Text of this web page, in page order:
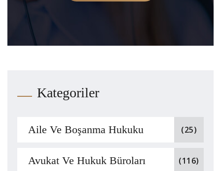
Kategoriler
Aile Ve Boşanma Hukuku (25)
Avukat Ve Hukuk Büroları (116)